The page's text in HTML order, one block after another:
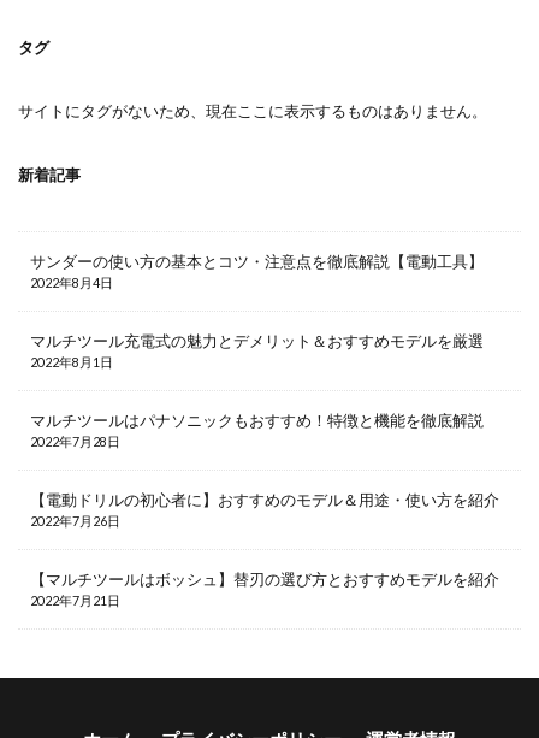
タグ
サイトにタグがないため、現在ここに表示するものはありません。
新着記事
サンダーの使い方の基本とコツ・注意点を徹底解説【電動工具】
2022年8月4日
マルチツール充電式の魅力とデメリット＆おすすめモデルを厳選
2022年8月1日
マルチツールはパナソニックもおすすめ！特徴と機能を徹底解説
2022年7月28日
【電動ドリルの初心者に】おすすめのモデル＆用途・使い方を紹介
2022年7月26日
【マルチツールはボッシュ】替刃の選び方とおすすめモデルを紹介
2022年7月21日